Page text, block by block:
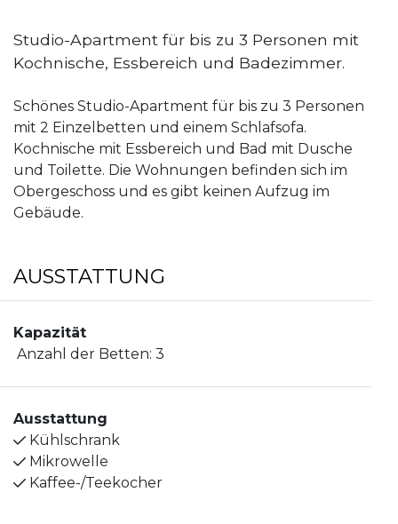
Studio-Apartment für bis zu 3 Personen mit
Kochnische, Essbereich und Badezimmer.
Schönes Studio-Apartment für bis zu 3 Personen
mit 2 Einzelbetten und einem Schlafsofa.
Kochnische mit Essbereich und Bad mit Dusche
und Toilette. Die Wohnungen befinden sich im
Obergeschoss und es gibt keinen Aufzug im
Gebäude.
AUSSTATTUNG
Kapazität
Anzahl der Betten: 3
Ausstattung
Kühlschrank
Mikrowelle
Kaffee-/Teekocher